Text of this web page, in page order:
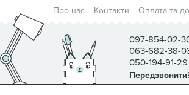
Про нас Контакти Оплата та
097-854-02-
063-682-38-
050-194-91-29